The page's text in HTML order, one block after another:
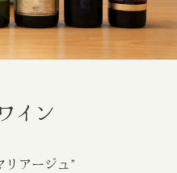
イン
アージュ”